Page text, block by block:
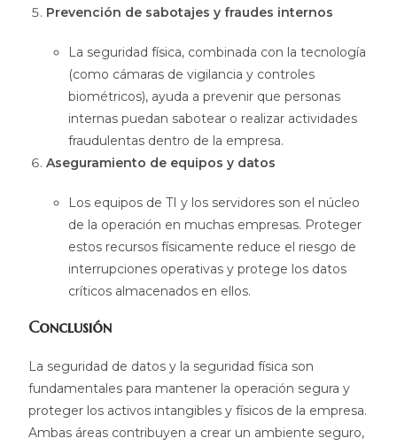
Prevención de sabotajes y fraudes internos
La seguridad física, combinada con la tecnología
(como cámaras de vigilancia y controles
biométricos), ayuda a prevenir que personas
internas puedan sabotear o realizar actividades
fraudulentas dentro de la empresa.
Aseguramiento de equipos y datos
Los equipos de TI y los servidores son el núcleo
de la operación en muchas empresas. Proteger
estos recursos físicamente reduce el riesgo de
interrupciones operativas y protege los datos
críticos almacenados en ellos.
Conclusión
La seguridad de datos y la seguridad física son
fundamentales para mantener la operación segura y
proteger los activos intangibles y físicos de la empresa.
Ambas áreas contribuyen a crear un ambiente seguro,